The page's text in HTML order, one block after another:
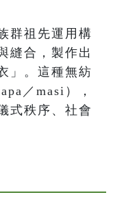
群祖先運用構
縫合，製作出
」。這種無紡
／masi），
式秩序、社會